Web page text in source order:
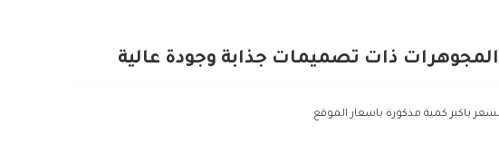
ذات تصميمات جذابة وجودة عالية
باكبر كمية مذكورة باسعار الموقع